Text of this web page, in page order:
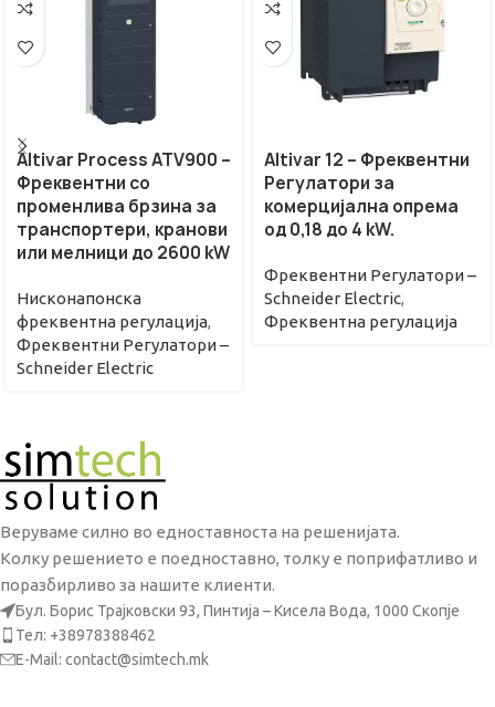
Altivar Process ATV900 –
Фреквентни со
променлива брзина за
транспортери, кранови
или мелници до 2600 kW
Нисконапонска
фреквентна регулација,
Фреквентни Регулатори –
Schneider Electric
Altivar 12 – Фреквентни
Регулатори за
комерцијална опрема
од 0,18 до 4 kW.
Фреквентни Регулатори –
Schneider Electric,
Фреквентна регулациjа
Веруваме силно во едноставноста на решенијата.
Колку решението е поедноставно, толку е поприфатливо и
поразбирливо за нашите клиенти.
Бул. Борис Трајковски 93, Пинтија – Кисела Вода, 1000 Скопје
Тел: +38978388462
E-Mail: contact@simtech.mk